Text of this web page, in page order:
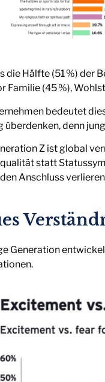
die Hälfte (51 %) der
Familie (45 %),
bedeutet
überdenken, denn
Z ist global
statt
Anschluss
Generation